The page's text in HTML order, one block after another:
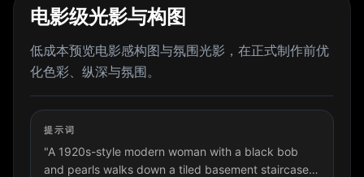
the windows."
电影级光影与构图
低成本预览电影感构图与氛围光影，在正式制作前优
化色彩、纵深与氛围。
提示词
"A 1920s-style modern woman with a black bob
and pearls walks down a tiled basement staircase